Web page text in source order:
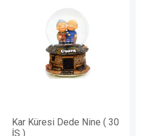
Kar Küresi Dede Nine ( 30
İS )